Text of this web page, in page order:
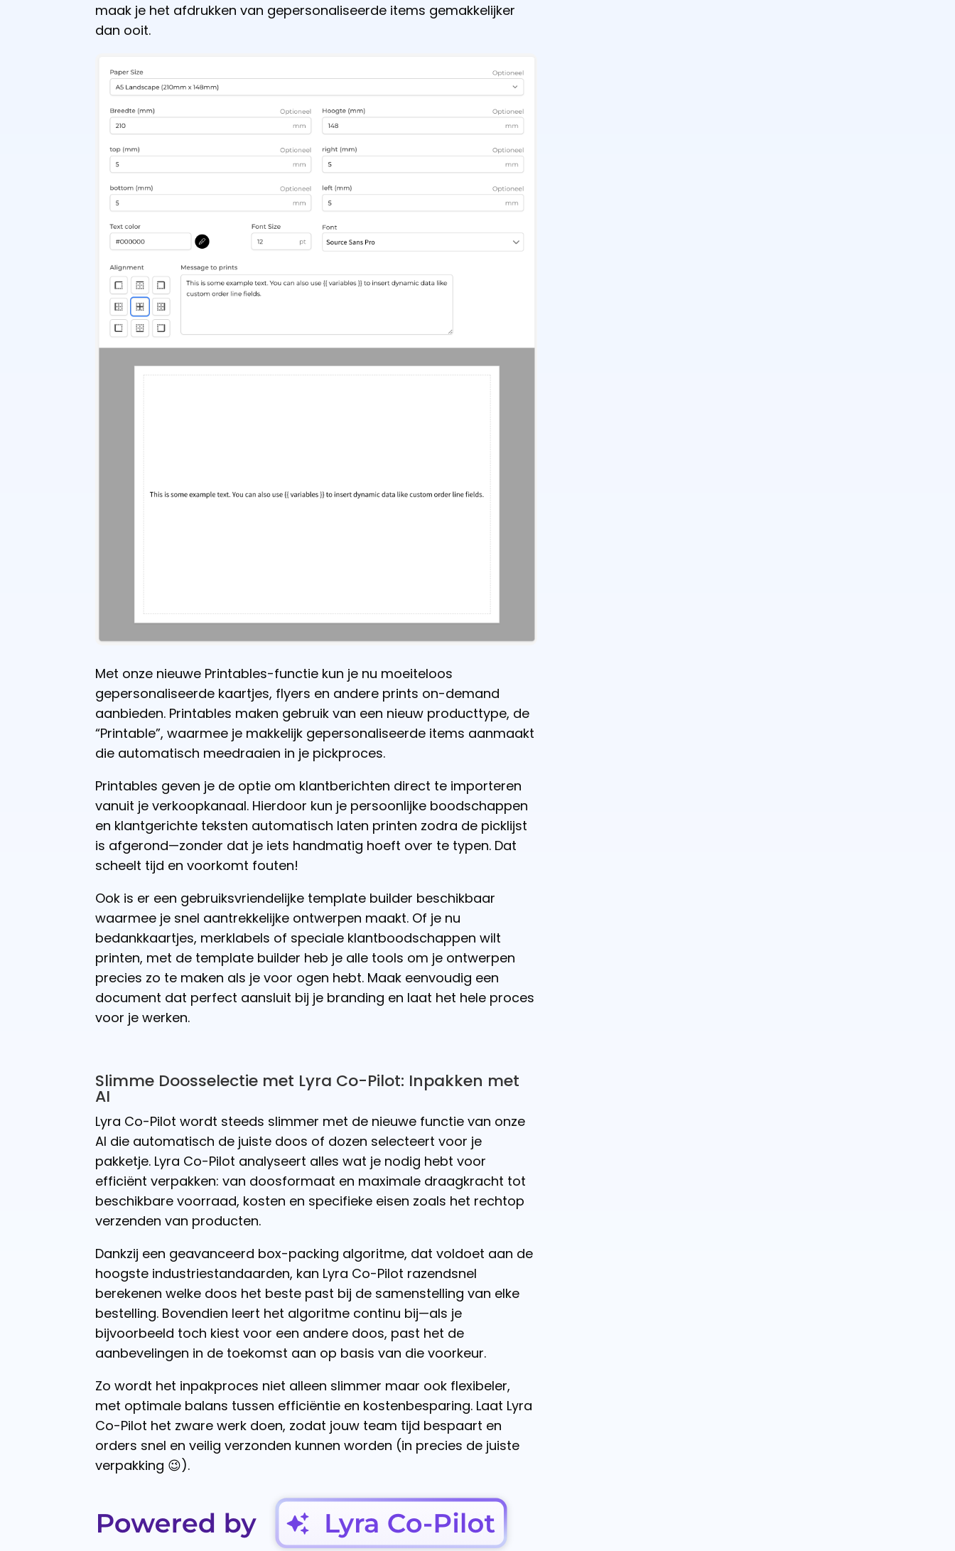
maak je het afdrukken van gepersonaliseerde items gemakkelijker
dan ooit.
Met onze nieuwe Printables-functie kun je nu moeiteloos
gepersonaliseerde kaartjes, flyers en andere prints on-demand
aanbieden. Printables maken gebruik van een nieuw producttype, de
“Printable”, waarmee je makkelijk gepersonaliseerde items aanmaakt
die automatisch meedraaien in je pickproces.
Printables geven je de optie om klantberichten direct te importeren
vanuit je verkoopkanaal. Hierdoor kun je persoonlijke boodschappen
en klantgerichte teksten automatisch laten printen zodra de picklijst
is afgerond—zonder dat je iets handmatig hoeft over te typen. Dat
scheelt tijd en voorkomt fouten!
Ook is er een gebruiksvriendelijke template builder beschikbaar
waarmee je snel aantrekkelijke ontwerpen maakt. Of je nu
bedankkaartjes, merklabels of speciale klantboodschappen wilt
printen, met de template builder heb je alle tools om je ontwerpen
precies zo te maken als je voor ogen hebt. Maak eenvoudig een
document dat perfect aansluit bij je branding en laat het hele proces
voor je werken.
Slimme Doosselectie met Lyra Co-Pilot: Inpakken met
AI
Lyra Co-Pilot wordt steeds slimmer met de nieuwe functie van onze
AI die automatisch de juiste doos of dozen selecteert voor je
pakketje. Lyra Co-Pilot analyseert alles wat je nodig hebt voor
efficiënt verpakken: van doosformaat en maximale draagkracht tot
beschikbare voorraad, kosten en specifieke eisen zoals het rechtop
verzenden van producten.
Dankzij een geavanceerd box-packing algoritme, dat voldoet aan de
hoogste industriestandaarden, kan Lyra Co-Pilot razendsnel
berekenen welke doos het beste past bij de samenstelling van elke
bestelling. Bovendien leert het algoritme continu bij—als je
bijvoorbeeld toch kiest voor een andere doos, past het de
aanbevelingen in de toekomst aan op basis van die voorkeur.
Zo wordt het inpakproces niet alleen slimmer maar ook flexibeler,
met optimale balans tussen efficiëntie en kostenbesparing. Laat Lyra
Co-Pilot het zware werk doen, zodat jouw team tijd bespaart en
orders snel en veilig verzonden kunnen worden (in precies de juiste
verpakking 😉).